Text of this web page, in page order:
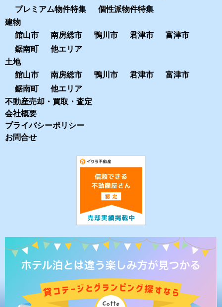
プレミアム物件特集
個性派物件特集
建物
館山市
南房総市 鴨川市 君津市
富津市
鋸南町
他エリア
土地
館山市
南房総市 鴨川市 君津市
富津市
鋸南町
他エリア
不動産売却・買取・査定
会社概要
プライバシーポリシー
お問合せ